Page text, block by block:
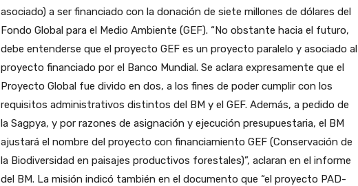
asociado) a ser financiado con la donación de siete millones de dólares del
Fondo Global para el Medio Ambiente (GEF). “No obstante hacia el futuro,
debe entenderse que el proyecto GEF es un proyecto paralelo y asociado al
proyecto financiado por el Banco Mundial. Se aclara expresamente que el
Proyecto Global fue divido en dos, a los fines de poder cumplir con los
requisitos administrativos distintos del BM y el GEF. Además, a pedido de
la Sagpya, y por razones de asignación y ejecución presupuestaria, el BM
ajustará el nombre del proyecto con financiamiento GEF (Conservación de
la Biodiversidad en paisajes productivos forestales)”, aclaran en el informe
del BM. La misión indicó también en el documento que “el proyecto PAD-